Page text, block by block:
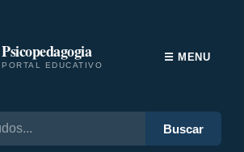
Psicopedagogia
PORTAL EDUCATIVO
Buscar
☰ MENU